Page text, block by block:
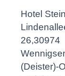
Hotel
26,30974
(Deister)-